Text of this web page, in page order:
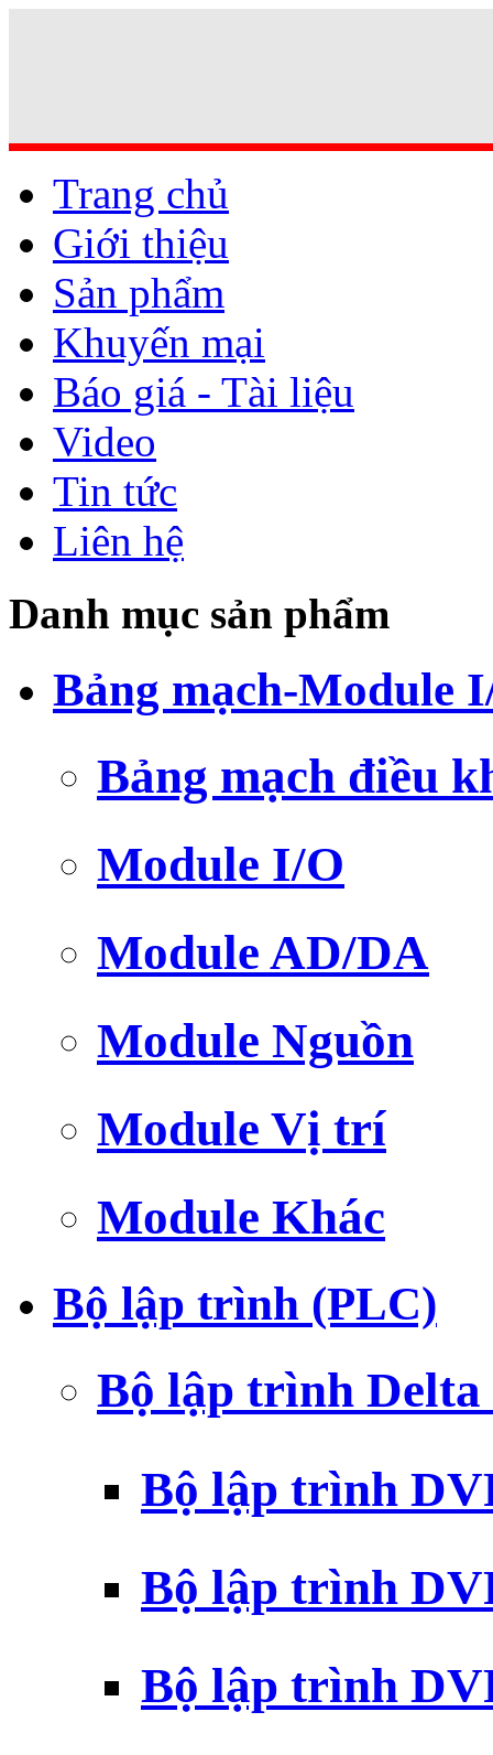
Trang chủ
Giới thiệu
Sản phẩm
Khuyến mại
Báo giá - Tài liệu
Video
Tin tức
Liên hệ
Danh mục sản phẩm
Bảng mạch-Module
Bảng mạch điều
Module I/O
Module AD/DA
Module Nguồn
Module Vị trí
Module Khác
Bộ lập trình (PLC)
Bộ lập trình
Bộ lập trình
Bộ lập trình
Bộ lập trình